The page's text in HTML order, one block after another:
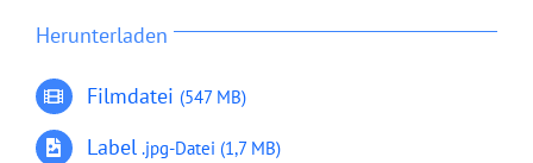
Herunterladen
Filmdatei (547 MB)
Label .jpg-Datei (1,7 MB)